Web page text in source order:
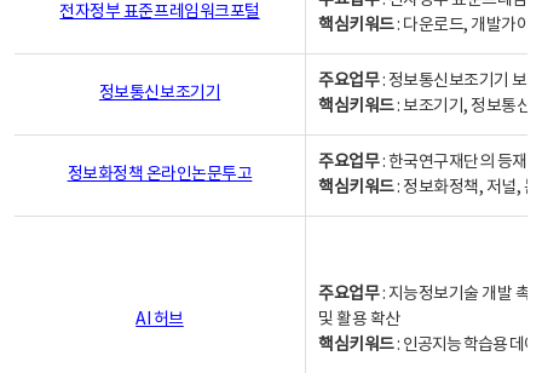
전자정부 표준프레임워크포털
핵심키워드: 다운로드, 개발가이
정보통신보조기기
주요업무: 정보통신보조기기 보
핵심키워드: 보조기기, 정보통신
정보화정책 온라인논문투고
주요업무: 한국연구재단의 등재
핵심키워드: 정보화정책, 저널,
AI 허브
주요업무: 지능정보기술 개발 촉
및 활용 확산
핵심키워드: 인공지능 학습용 데